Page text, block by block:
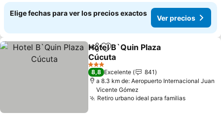
Elige fechas para ver los precios exactos
Ver precios
CompartirAgregar a favoritos
Hotel B`Quin Plaza
Cúcuta
Ver precios
3 Estrellas
8,8 Excelente
841
a 8.3 km de: Aeropuerto Internacional Juan
Vicente Gómez
Retiro urbano ideal para familiasVer